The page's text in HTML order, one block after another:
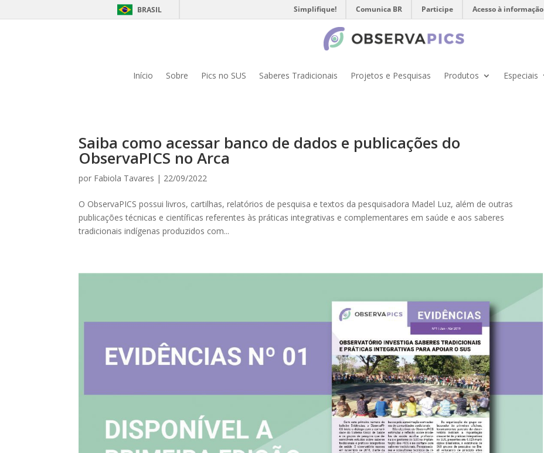
BRASIL Simplifique! Comunica BR Participe Acesso à informação
Início Sobre Pics no SUS Saberes Tradicionais Projetos e Pesquisas Produtos Especiais
Saiba como acessar banco de dados e publicações do
ObservaPICS no Arca
por Fabiola Tavares | 22/09/2022
O ObservaPICS possui livros, cartilhas, relatórios de pesquisa e textos da pesquisadora Madel Luz, além de outras
publicações técnicas e científicas referentes às práticas integrativas e complementares em saúde e aos saberes
tradicionais indígenas produzidos com...